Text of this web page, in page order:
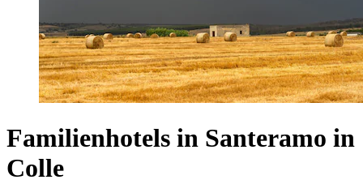
Familienhotels in Santeramo in
Colle